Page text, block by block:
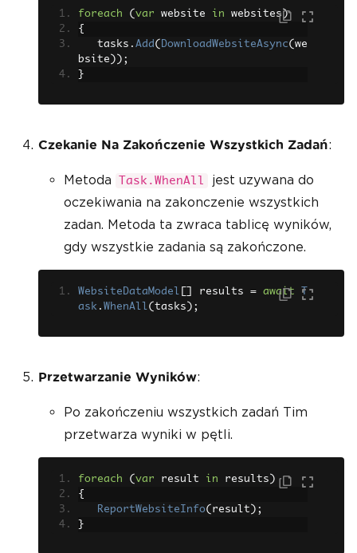
foreach ( var website in websites)
{
   tasks
. Add ( DownloadWebsiteAsync( we
bsite ));
}
Czekanie Na Zakończenie Wszystkich Zadań:
Metoda Task.WhenAll
jest uzywana do
oczekiwania na zakonczenie wszystkich
zadan. Metoda ta zwraca tablicę wyników,
gdy wszystkie zadania są zakończone.
WebsiteDataModel results = await
T
ask . WhenAll( tasks );
Przetwarzanie Wyników:
Po zakończeniu wszystkich zadań Tim
przetwarza wyniki w pętli.
foreach ( var result in results )
{
ReportWebsiteInfo( result );
}